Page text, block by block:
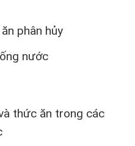
phân hủy
nước
thức ăn trong các